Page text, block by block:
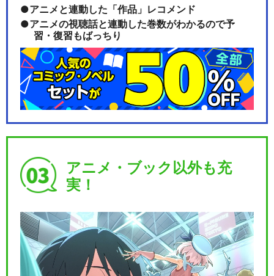
アニメと連動した「作品」レコメンド
アニメの視聴話と連動した巻数がわかるので予
習・復習もばっちり
アニメ・ブック以外も充
実！